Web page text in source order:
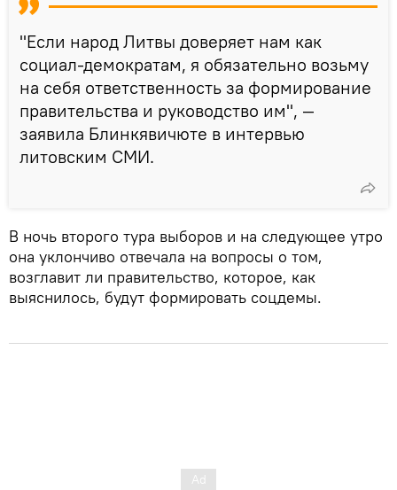
"Если народ Литвы доверяет нам как
социал-демократам, я обязательно возьму
на себя ответственность за формирование
правительства и руководство им", —
заявила Блинкявичюте в интервью
литовским СМИ.
В ночь второго тура выборов и на следующее утро
она уклончиво отвечала на вопросы о том,
возглавит ли правительство, которое, как
выяснилось, будут формировать соцдемы.